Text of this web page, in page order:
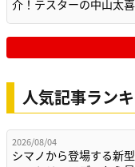
介！テスターの中山太
人気記事ラン
2026/08/04
シマノから登場する新